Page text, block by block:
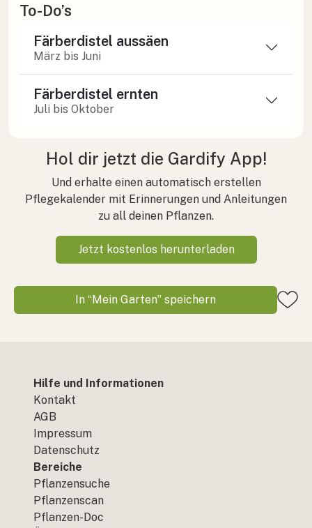
To-Do’s
Färberdistel aussäen
März bis Juni
Färberdistel ernten
Juli bis Oktober
Hol dir jetzt die Gardify App!
Und erhalte einen automatisch erstellen
Pflegekalender mit Erinnerungen und Anleitungen
zu all deinen Pflanzen.
Jetzt kostenlos herunterladen
In “Mein Garten” speichern
Hilfe und Informationen
Kontakt
AGB
Impressum
Datenschutz
Bereiche
Pflanzensuche
Pflanzenscan
Pflanzen-Doc